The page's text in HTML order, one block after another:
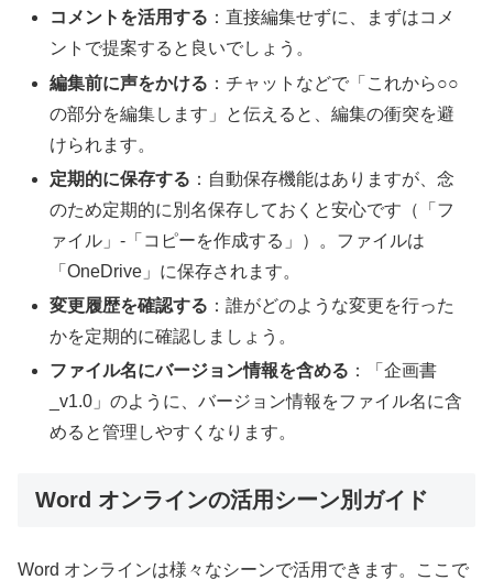
コメントを活用する ：直接編集せずに、まずはコメ
ントで提案すると良いでしょう。
編集前に声をかける ：チャットなどで「これから○○
の部分を編集します」と伝えると、編集の衝突を避
けられます。
定期的に保存する ：自動保存機能はありますが、念
のため定期的に別名保存しておくと安心です（「フ
ァイル」-「コピーを作成する」）。ファイルは
「OneDrive」に保存されます。
変更履歴を確認する ：誰がどのような変更を行った
かを定期的に確認しましょう。
ファイル名にバージョン情報を含める ：「企画書
_v1.0」のように、バージョン情報をファイル名に含
めると管理しやすくなります。
Word オンラインの活用シーン別ガイド
Word オンラインは様々なシーンで活用できます。ここで